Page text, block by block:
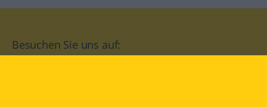
Besuchen Sie uns auf: